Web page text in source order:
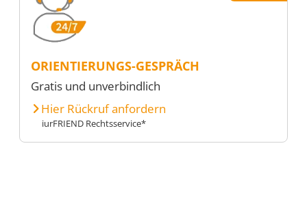
ORIENTIERUNGS-GESPRÄCH
Gratis und unverbindlich
Hier Rückruf anfordern
iurFRIEND Rechtsservice*